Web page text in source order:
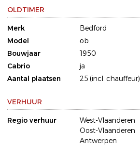
OLDTIMER
Merk
Bedford
Model
ob
Bouwjaar
1950
Cabrio
ja
Aantal plaatsen
25 (incl. chauffeur)
VERHUUR
Regio verhuur
West-Vlaanderen
Oost-Vlaanderen
Antwerpen